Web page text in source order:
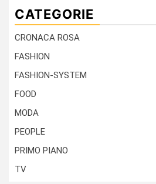
CATEGORIE
CRONACA ROSA
FASHION
FASHION-SYSTEM
FOOD
MODA
PEOPLE
PRIMO PIANO
TV